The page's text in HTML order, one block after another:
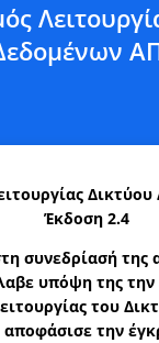
Έκδοση 2.4
συνεδρίασή της
υπόψη της
του
την